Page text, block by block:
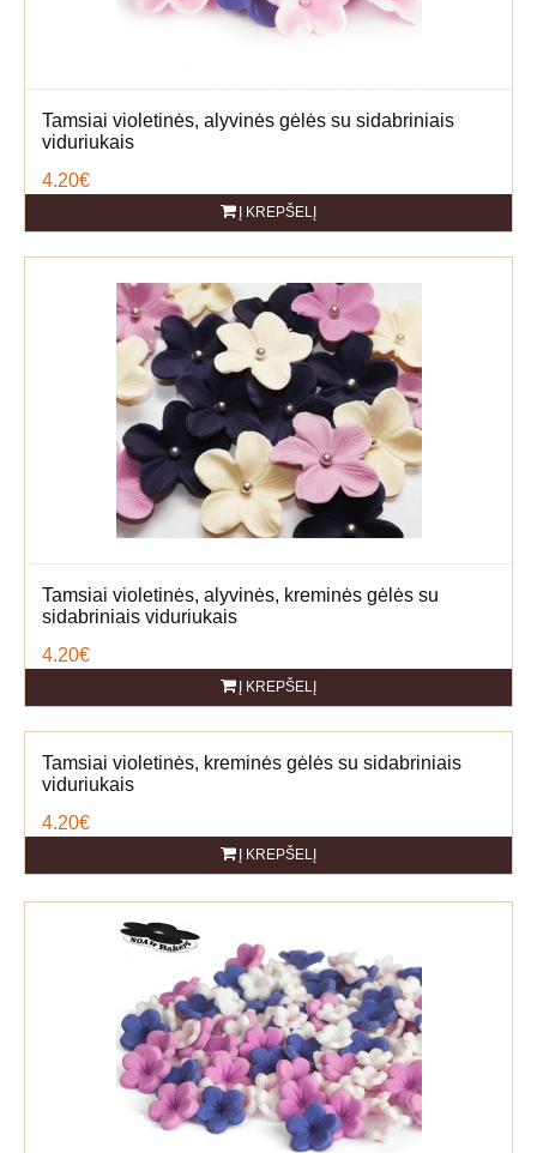
Tamsiai violetinės, alyvinės gėlės su sidabriniais
viduriukais
4.20€
Į KREPŠELĮ
Tamsiai violetinės, alyvinės, kreminės gėlės su
sidabriniais viduriukais
4.20€
Į KREPŠELĮ
Tamsiai violetinės, kreminės gėlės su sidabriniais
viduriukais
4.20€
Į KREPŠELĮ